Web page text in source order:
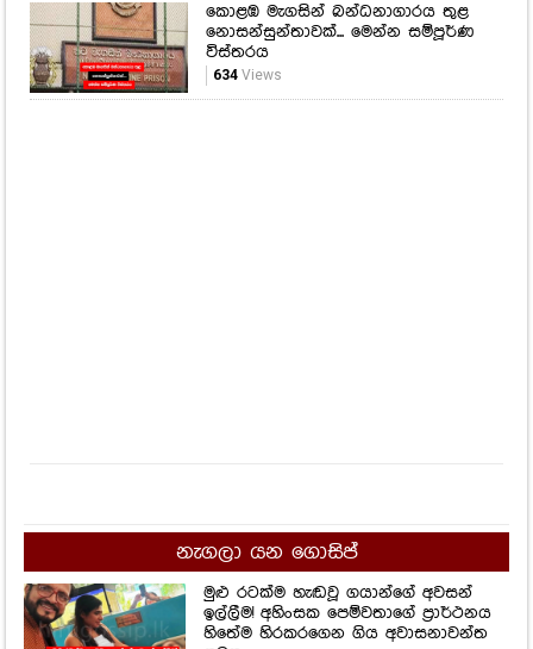
කොළඹ මැගසින් බන්ධනාගාරය තුළ
නොසන්සුන්තාවක්... මෙන්න සම්පූර්ණ
විස්තරය
634Views
නැගලා යන ගොසිප්
මුළු රටක්ම හැඬවූ ගයාන්ගේ අවසන්
ඉල්ලීම! අහිංසක පෙම්වතාගේ ප්‍රාර්ථනය
හිතේම හිරකරගෙන ගිය අවාසනාවන්ත